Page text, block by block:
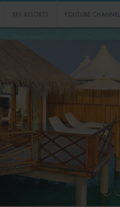
SKI RESORTS YOUTUBE CHANNEL